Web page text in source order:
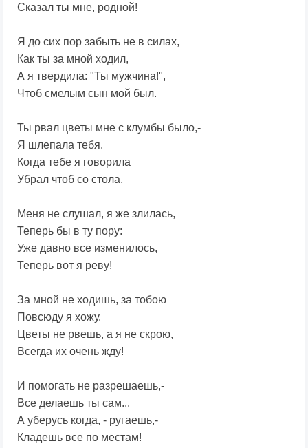
Сказал ты мне, родной!
Я до сих пор забыть не в силах,
Как ты за мной ходил,
А я твердила: "Ты мужчина!",
Чтоб смелым сын мой был.
Ты рвал цветы мне с клумбы было,-
Я шлепала тебя.
Когда тебе я говорила
Убрал чтоб со стола,
Меня не слушал, я же злилась,
Теперь бы в ту пору:
Уже давно все изменилось,
Теперь вот я реву!
За мной не ходишь, за тобою
Повсюду я хожу.
Цветы не рвешь, а я не скрою,
Всегда их очень жду!
И помогать не разрешаешь,-
Все делаешь ты сам...
А уберусь когда, - ругаешь,-
Кладешь все по местам!